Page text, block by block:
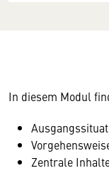
In diesem Modul
Zentrale